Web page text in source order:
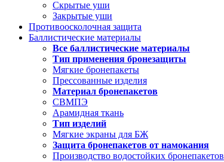
Скрытые уши
Закрытые уши
Противоосколочная защита
Баллистические материалы
Все баллистические материалы
Тип применения бронезащиты
Мягкие бронепакеты
Прессованные изделия
Материал бронепакетов
СВМПЭ
Арамидная ткань
Тип изделий
Мягкие экраны для БЖ
Защита бронепакетов от намокания
Производство водостойких бронепакетов